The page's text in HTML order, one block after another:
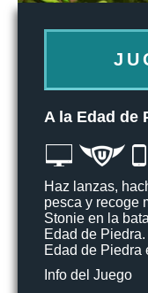
A la Edad de
Haz lanzas,
pesca y recoge
Stonie en la
Edad de
Edad de Piedra
Info del Juego